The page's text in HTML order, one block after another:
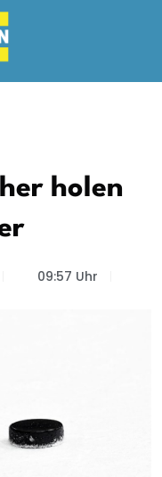
holen
09:57 Uhr